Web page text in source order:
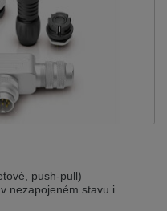
push-pull)
nezapojeném stavu i